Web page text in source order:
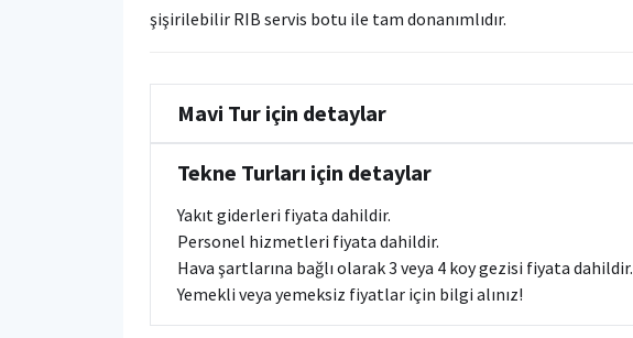
şişirilebilir RIB servis botu ile tam donanımlıdır.
Mavi Tur için detaylar
Tekne Turları için detaylar
Yakıt giderleri fiyata dahildir.
Personel hizmetleri fiyata dahildir.
Hava şartlarına bağlı olarak 3 veya 4 koy gezisi fiyata dahildir.
Yemekli veya yemeksiz fiyatlar için bilgi alınız!